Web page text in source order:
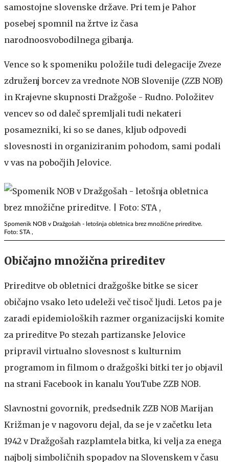
samostojne slovenske države. Pri tem je Pahor
posebej spomnil na žrtve iz časa
narodnoosvobodilnega gibanja.
Vence so k spomeniku položile tudi delegacije Zveze
združenj borcev za vrednote NOB Slovenije (ZZB NOB)
in Krajevne skupnosti Dražgoše - Rudno. Položitev
vencev so od daleč spremljali tudi nekateri
posamezniki, ki so se danes, kljub odpovedi
slovesnosti in organiziranim pohodom, sami podali
v vas na pobočjih Jelovice.
Spomenik NOB v Dražgošah - letošnja obletnica brez množične prireditve.
Foto: STA ,
Običajno množična prireditev
Prireditve ob obletnici dražgoške bitke se sicer
običajno vsako leto udeleži več tisoč ljudi. Letos pa je
zaradi epidemioloških razmer organizacijski komite
za prireditve Po stezah partizanske Jelovice
pripravil virtualno slovesnost s kulturnim
programom in filmom o dražgoški bitki ter jo objavil
na strani Facebook in kanalu YouTube ZZB NOB.
Slavnostni govornik, predsednik ZZB NOB Marijan
Križman je v nagovoru dejal, da se je v začetku leta
1942 v Dražgošah razplamtela bitka, ki velja za enega
najbolj simboličnih spopadov na Slovenskem v času